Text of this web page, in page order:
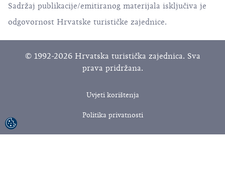
Sadržaj publikacije/emitiranog materijala isključiva je
odgovornost Hrvatske turističke zajednice.
© 1992-2026 Hrvatska turistička zajednica. Sva
prava pridržana.
Uvjeti korištenja
Politika privatnosti